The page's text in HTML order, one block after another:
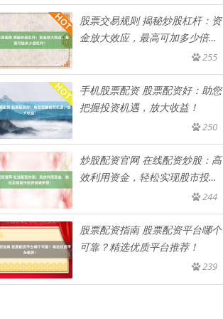
股票交易规则 揭秘炒股杠杆：资
金放大效应，最高可加多少倍杠
255
手机股票配资 股票配资好：助您
把握投资机遇，放大收益！
250
炒股配资官网 在线配资炒股：高
效利用资金，轻松实现股市投资
244
股票配资指南 股票配资平台哪个
可靠？精选优质平台推荐！
239